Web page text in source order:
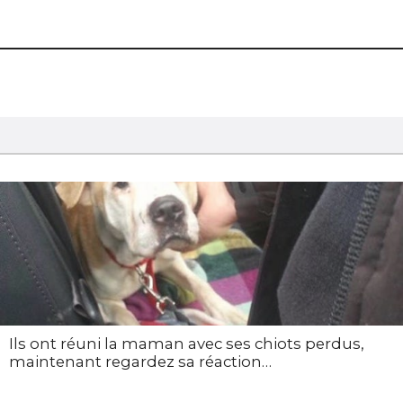
Ils ont réuni la maman avec ses chiots perdus,
maintenant regardez sa réaction…